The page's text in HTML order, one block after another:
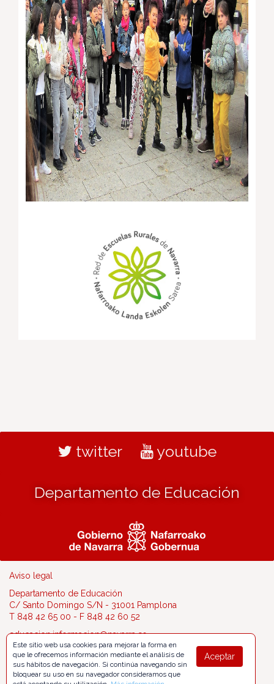
twitter youtube
Departamento de Educación
Aviso legal
Departamento de Educación
C/ Santo Domingo S/N - 31001 Pamplona
T 848 42 65 00 - F 848 42 60 52
educacion.informacion@navarra.es
Aceptar
Este sitio web usa cookies para mejorar la forma en
que le ofrecemos información mediante el análisis de
sus hábitos de navegación. Si continúa navegando sin
bloquear su uso en su navegador consideramos que